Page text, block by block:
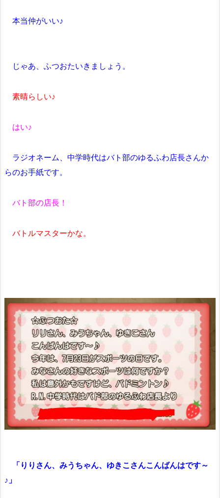
本当仲がいい♪
じゃあ、ふつおたいきましょう。
素晴らしい♪
はい♪
ラジオネーム、中学時代はバト部のゆるふわ店長さんか
らのお手紙です。
バト部の店長！
バトルマスターかな。
「りりさん、みうちゃん、ゆきこさんこんばんはです～
♪」